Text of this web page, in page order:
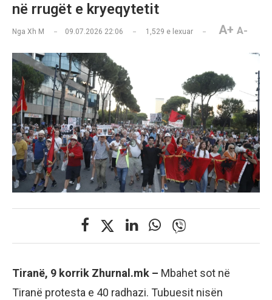
në rrugët e kryeqytetit
Nga Xh M 09.07.2026 22:06 1,529 e lexuar A+ A-
Tiranë, 9 korrik Zhurnal.mk – Mbahet sot në
Tiranë protesta e 40 radhazi. Tubuesit nisën